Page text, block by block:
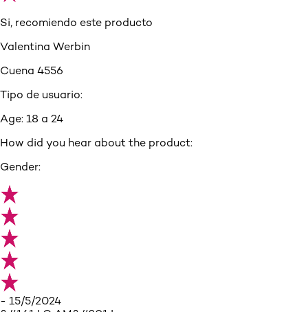
Si, recomiendo este producto
Valentina Werbin
Cuena 4556
Tipo de usuario:
Age: 18 a 24
How did you hear about the product:
Gender:
- 15/5/2024